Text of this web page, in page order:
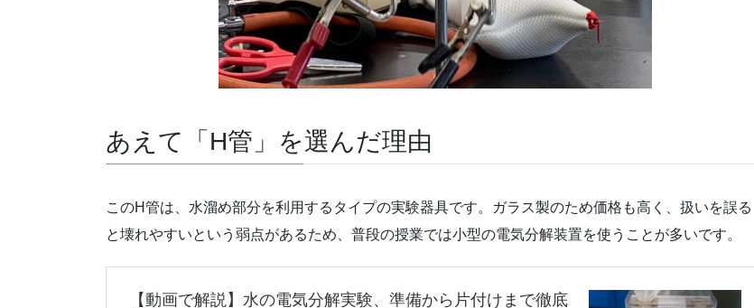
あえて「H管」を選んだ理由
このH管は、水溜め部分を利用するタイプの実験器具です。ガラス製のため価格も高く、扱いを誤る
と壊れやすいという弱点があるため、普段の授業では小型の電気分解装置を使うことが多いです。